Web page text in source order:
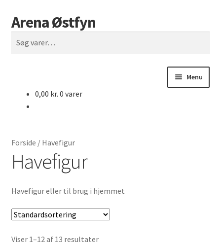
Spring
til
navigation
Spring
til
indhold
Arena Østfyn
efter:
Søg
Menu
Både til salg
0,00 kr. 0 varer
Forside / Havefigur
Havefigur
Havefigur eller til brug i hjemmet
Viser 1–12 af 13 resultater